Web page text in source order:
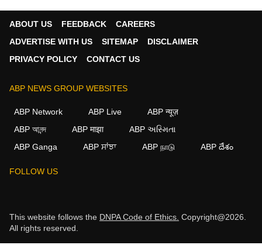
ABOUT US FEEDBACK
CAREERS
ADVERTISE WITH US
SITEMAP
DISCLAIMER
PRIVACY POLICY
CONTACT US
ABP NEWS GROUP WEBSITES
ABP Network ABP Live
ABP न्यूज़
ABP আনন্দ
ABP माझा
ABP અસ્મિતા
ABP Ganga
ABP ਸਾਂਝਾ ABP நாடு ABP దేశం
FOLLOW US
This website follows the DNPA Code of Ethics. Copyright@2026.
All rights reserved.